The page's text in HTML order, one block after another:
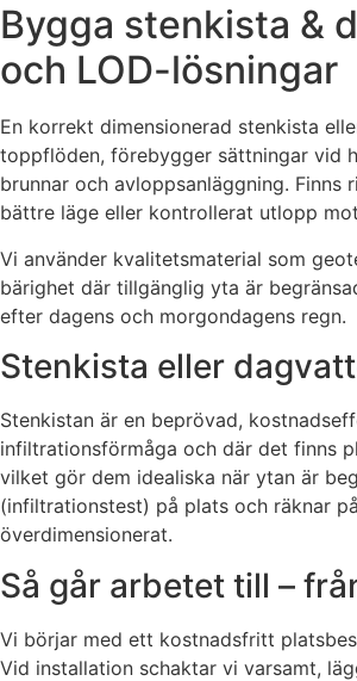
Bygga stenkista &
och LOD-lösningar
En korrekt dimensionerad stenkista
toppflöden, förebygger sättningar vid
brunnar och avloppsanläggning.
bättre läge eller kontrollerat utlopp
Vi använder kvalitetsmaterial som
bärighet där tillgänglig yta är
efter dagens och morgondagens regn.
Stenkista eller
Stenkistan är en beprövad,
infiltrationsförmåga och där det finns
vilket gör dem idealiska när ytan är
(infiltrationstest) på plats och räknar
överdimensionerat.
Så går arbetet till –
Vi börjar med ett kostnadsfritt
Vid installation schaktar vi varsamt,